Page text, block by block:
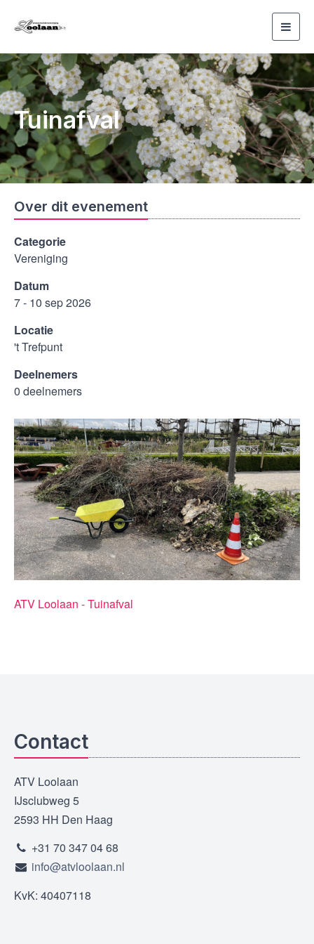
Tuinafval
Over dit evenement
Categorie
Vereniging
Datum
7 - 10 sep 2026
Locatie
't Trefpunt
Deelnemers
0 deelnemers
ATV Loolaan - Tuinafval
Contact
ATV Loolaan
IJsclubweg 5
2593 HH Den Haag
+31 70 347 04 68
info@atvloolaan.nl
KvK: 40407118